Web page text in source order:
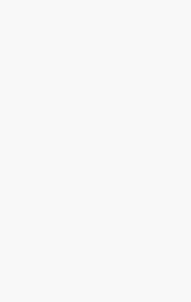
bất lợi.
10)